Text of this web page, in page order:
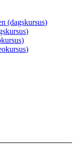
(dagskursus)